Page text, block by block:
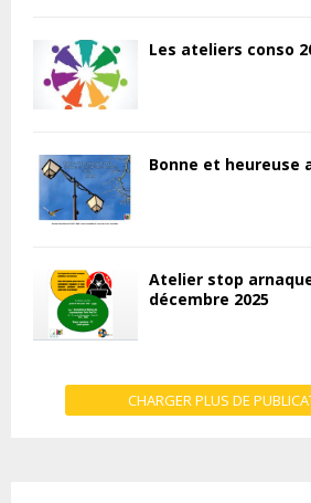
Les ateliers conso
Bonne et heureuse
Atelier stop
décembre 2025
CHARGER PLUS DE